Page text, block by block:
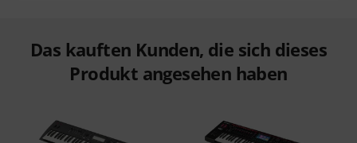
Das kauften Kunden, die sich dieses
Produkt angesehen haben